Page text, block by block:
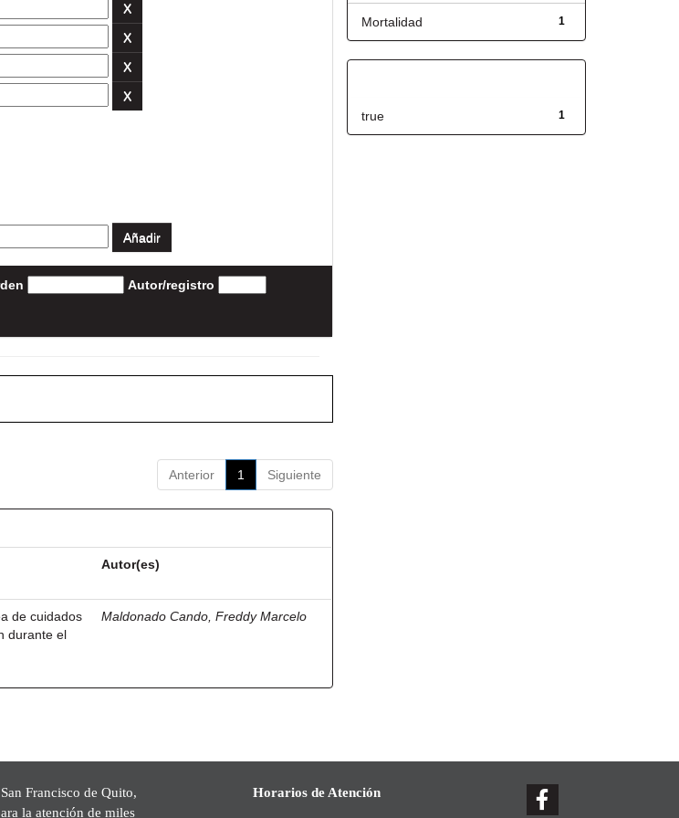
Autor/registro
Anterior 1 Siguiente
Autor(es)
de cuidados
durante el
Maldonado Cando, Freddy Marcelo
1
Mortalidad
1
true
Francisco de Quito,
la atención de miles
Horarios de Atención